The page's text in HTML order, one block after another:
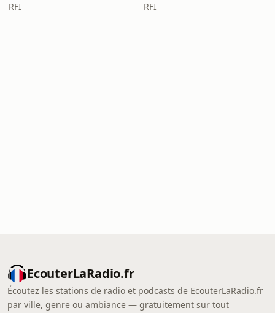
RFI RFI
EcouterLaRadio.fr
Écoutez les stations de radio et podcasts de EcouterLaRadio.fr
par ville, genre ou ambiance — gratuitement sur tout